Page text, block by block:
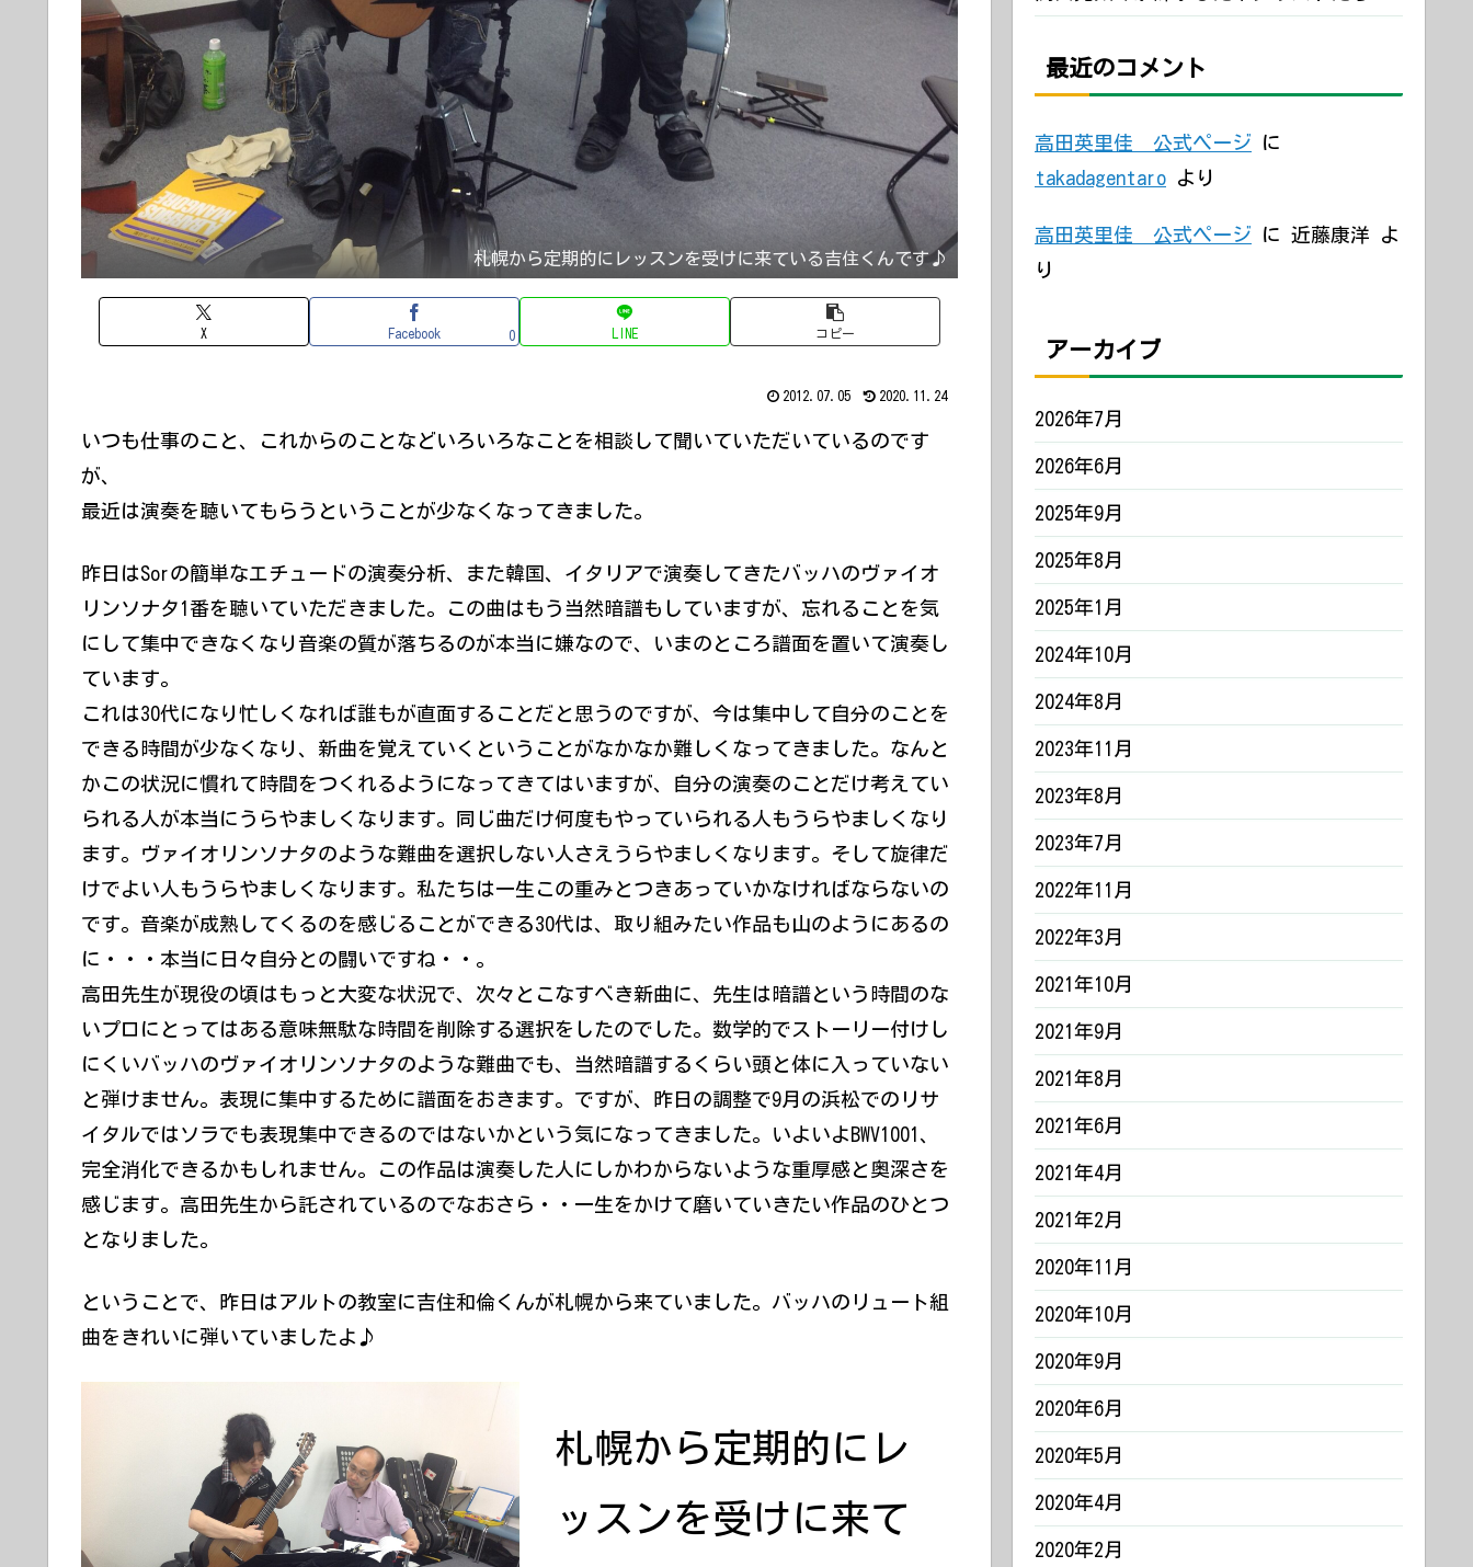
札幌から定期的にレッスンを受けに来ている吉住くんです♪
X Facebook 0 LINE コピー
2012.07.05 2020.11.24
いつも仕事のこと、これからのことなどいろいろなことを相談して聞いていただいているのです
が、
最近は演奏を聴いてもらうということが少なくなってきました。
昨日はSorの簡単なエチュードの演奏分析、また韓国、イタリアで演奏してきたバッハのヴァイオ
リンソナタ1番を聴いていただきました。この曲はもう当然暗譜もしていますが、忘れることを気
にして集中できなくなり音楽の質が落ちるのが本当に嫌なので、いまのところ譜面を置いて演奏し
ています。
これは30代になり忙しくなれば誰もが直面することだと思うのですが、今は集中して自分のことを
できる時間が少なくなり、新曲を覚えていくということがなかなか難しくなってきました。なんと
かこの状況に慣れて時間をつくれるようになってきてはいますが、自分の演奏のことだけ考えてい
られる人が本当にうらやましくなります。同じ曲だけ何度もやっていられる人もうらやましくなり
ます。ヴァイオリンソナタのような難曲を選択しない人さえうらやましくなります。そして旋律だ
けでよい人もうらやましくなります。私たちは一生この重みとつきあっていかなければならないの
です。音楽が成熟してくるのを感じることができる30代は、取り組みたい作品も山のようにあるの
に・・・本当に日々自分との闘いですね・・。
高田先生が現役の頃はもっと大変な状況で、次々とこなすべき新曲に、先生は暗譜という時間のな
いプロにとってはある意味無駄な時間を削除する選択をしたのでした。数学的でストーリー付けし
にくいバッハのヴァイオリンソナタのような難曲でも、当然暗譜するくらい頭と体に入っていない
と弾けません。表現に集中するために譜面をおきます。ですが、昨日の調整で9月の浜松でのリサ
イタルではソラでも表現集中できるのではないかという気になってきました。いよいよBWV1001、
完全消化できるかもしれません。この作品は演奏した人にしかわからないような重厚感と奥深さを
感じます。高田先生から託されているのでなおさら・・一生をかけて磨いていきたい作品のひとつ
となりました。
ということで、昨日はアルトの教室に吉住和倫くんが札幌から来ていました。バッハのリュート組
曲をきれいに弾いていましたよ♪
札幌から定期的にレ
ッスンを受けに来て
最近のコメント
高田英里佳 公式ページ に
takadagentaro より
高田英里佳 公式ページ に 近藤康洋 よ
り
アーカイブ
2026年7月
2026年6月
2025年9月
2025年8月
2025年1月
2024年10月
2024年8月
2023年11月
2023年8月
2023年7月
2022年11月
2022年3月
2021年10月
2021年9月
2021年8月
2021年6月
2021年4月
2021年2月
2020年11月
2020年10月
2020年9月
2020年6月
2020年5月
2020年4月
2020年2月